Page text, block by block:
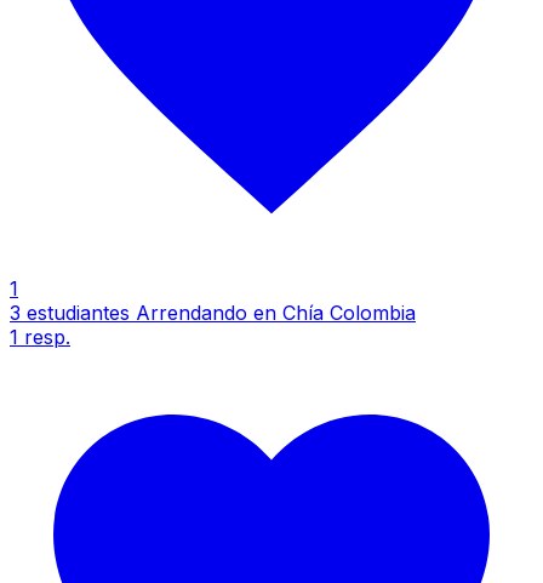
1
3 estudiantes Arrendando en Chía Colombia
1 resp.